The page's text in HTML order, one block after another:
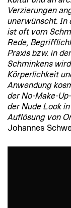
Verzierungen
unerwünscht. In
ist oft vom
Rede,
Praxis bzw. in
Schminkens
Körperlichkeit
Anwendung
der No-Make-
der Nude Look
Auflösung von
Johannes